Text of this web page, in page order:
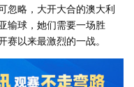
忽略，大开大合的澳大利
输球，她们需要一场胜
以来最激烈的一战。